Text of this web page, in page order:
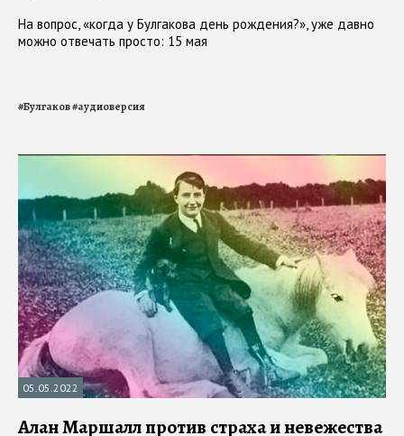
На вопрос, «когда у Булгакова день рождения?», уже давно
можно отвечать просто: 15 мая
#Булгаков#аудиоверсия
05.05.2022
Алан Маршалл против страха и невежества